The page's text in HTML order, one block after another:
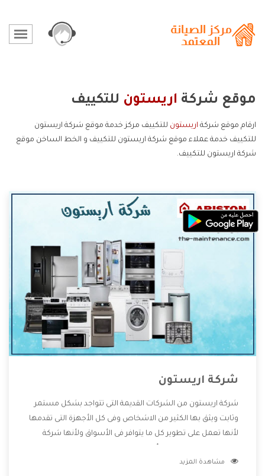
موقع شركة اريستون للتكييف
ارقام موقع شركة اريستون للتكييف مركز خدمة موقع شركة اريستون
للتكييف خدمة عملاء موقع شركة اريستون للتكييف و الخط الساخن موقع
شركة اريستون للتكييف.
شركة اريستون
شركة اريستون من الشركات القديمة التى تتواجد بشكل مستمر
وثابت ويثق بها الكثير من الاشخاص وفى كل الأجهزة التى تقدمها
لأنها تعمل على تطوير كل ما يتوافر فى الأسواق ولأنها شركة
وتقدم للعملاء أقوى العروض والخصومات التى تسهل على
مشاهدة المزيد